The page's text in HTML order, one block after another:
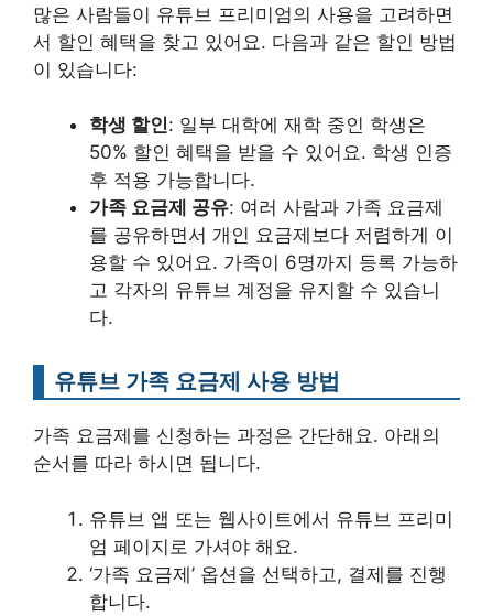
많은 사람들이 유튜브 프리미엄의 사용을 고려하면
서 할인 혜택을 찾고 있어요. 다음과 같은 할인 방법
이 있습니다:
학생 할인: 일부 대학에 재학 중인 학생은
50% 할인 혜택을 받을 수 있어요. 학생 인증
후 적용 가능합니다.
가족 요금제 공유: 여러 사람과 가족 요금제
를 공유하면서 개인 요금제보다 저렴하게 이
용할 수 있어요. 가족이 6명까지 등록 가능하
고 각자의 유튜브 계정을 유지할 수 있습니
다.
유튜브 가족 요금제 사용 방법
가족 요금제를 신청하는 과정은 간단해요. 아래의
순서를 따라 하시면 됩니다.
유튜브 앱 또는 웹사이트에서 유튜브 프리미
엄 페이지로 가셔야 해요.
‘가족 요금제’ 옵션을 선택하고, 결제를 진행
합니다.